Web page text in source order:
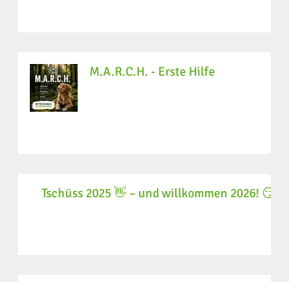
M.A.R.C.H. - Erste Hilfe
Tschüss 2025 👋 – und willkommen 2026! 😏